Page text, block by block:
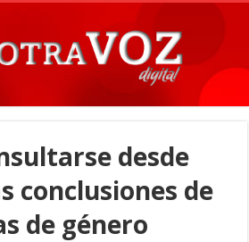
desde
conclusiones de
de género